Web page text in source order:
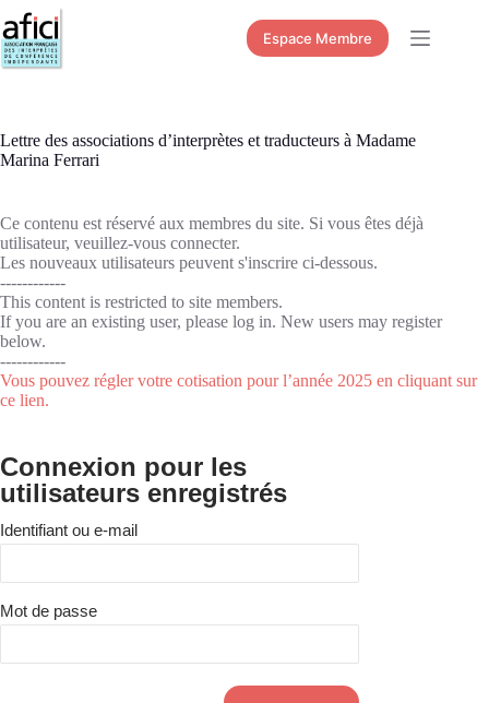
Passer
au
contenu
Espace Membre
Lettre des associations d’interprètes et traducteurs à Madame
Marina Ferrari
Ce contenu est réservé aux membres du site. Si vous êtes déjà
utilisateur, veuillez-vous connecter.
Les nouveaux utilisateurs peuvent s'inscrire ci-dessous.
------------
This content is restricted to site members.
If you are an existing user, please log in. New users may register
below.
------------
Vous pouvez régler votre cotisation pour l’année 2025 en cliquant sur
ce lien.
Connexion pour les
utilisateurs enregistrés
Identifiant ou e-mail
Mot de passe